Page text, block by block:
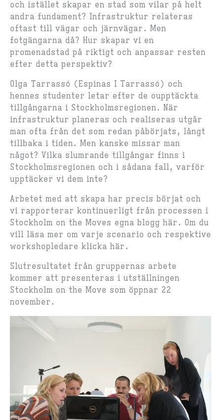
och istället skapar en stad som vilar på helt
andra fundament? Infrastruktur relateras
oftast till vägar och järnvägar. Men
fotgängarna då? Hur skapar vi en
promenadstad på riktigt och anpassar resten
efter detta perspektiv?
Olga Tarrassó (Espinas I Tarrassó) och
hennes studenter letar efter de oupptäckta
tillgångarna i Stockholmsregionen. När
infrastruktur planeras och realiseras utgår
man ofta från det som redan påbörjats, långt
tillbaka i tiden. Men kanske missar man
något? Vilka slumrande tillgångar finns i
Stockholmsregionen och i sådana fall, varför
upptäcker vi dem inte?
Arbetet med att skapa har precis börjat och
vi rapporterar kontinuerligt från processen i
Stockholm on the Moves egna blogg här. Om du
vill läsa mer om varje scenario och respektive
workshopledare klicka här.
Slutresultatet från gruppernas arbete
kommer att presenteras i utställningen
Stockholm on the Move som öppnar 22
november.